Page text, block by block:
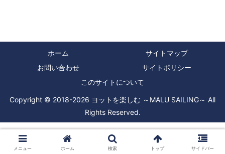
ホーム
サイトマップ
お問い合わせ
サイトポリシー
このサイトについて
Copyright © 2018-2026 ヨットを楽しむ ～MALU SAILING～ All
Rights Reserved.
メニュー ホーム 検索 トップ サイドバー